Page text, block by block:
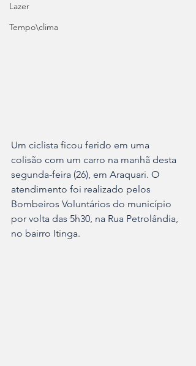
Lazer
Tempo\clima
Um ciclista ficou ferido em uma
colisão com um carro na manhã desta
segunda-feira (26), em Araquari. O
atendimento foi realizado pelos
Bombeiros Voluntários do município
por volta das 5h30, na Rua Petrolândia,
no bairro Itinga.